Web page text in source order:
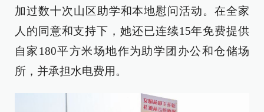
加过数十次山区助学和本地慰问活动。在全家
人的同意和支持下，她还已连续15年免费提供
自家180平方米场地作为助学团办公和仓储场
所，并承担水电费用。